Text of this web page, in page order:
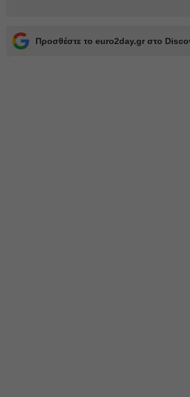
Προσθέστε το euro2day.gr στο